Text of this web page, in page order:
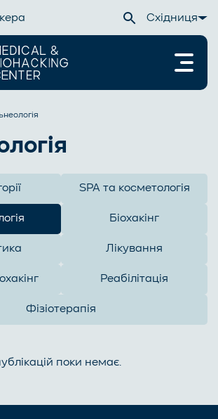
Східниця
SPA та косметологія
Біохакінг
Лікування
Реабілітація
Фізіотерапія
поки немає.